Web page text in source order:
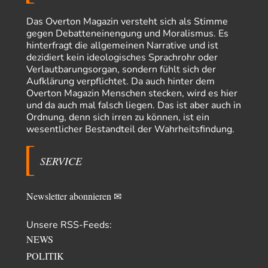
Die Natur ist die kreative Gestalt, um Inspiration zu erlangen. Die heute
Natur und ihr…
Nonamevor 21 Stunden zu:
Wer erzielt die Kriegsgewinne?
Es bestätigt sich also schon an diesem Beispiel von vor 100 Jahren, was
manchen Menschen…
Ferdinand Wohlgewiehertvor 1 Tag zu:
Im Zeitalter der KI werden Fehler menschlich
"Ohne originale Zwecksetzung können Roboter keine eigene Prosodie
vor 2 Tagen zu:
Der Anschlag auf eine Lebenslüge
diese Richtung so…
Der Krieg aus dem Baumarkt: Wie billige Drohnen die
Militärmacht verändern
Ist das ein recycelter Text von anno dunnemal? Das hätte man vielleicht
vor zwei, drei…
Das Overton Magazin versteht sich als Stimme
gegen Debatteneinengung und Moralismus. Es
hinterfragt die allgemeinen Narrative und ist
dezidiert kein ideologisches Sprachrohr oder
Verlautbarungsorgan, sondern fühlt sich der
Aufklärung verpflichtet. Da auch hinter dem
Overton Magazin Menschen stecken, wird es hier
und da auch mal falsch liegen. Das ist aber auch in
Ordnung, denn sich irren zu können, ist ein
wesentlicher Bestandteil der Wahrheitsfindung.
SERVICE
Newsletter abonnieren ✉
Unsere RSS-Feeds:
NEWS
POLITIK